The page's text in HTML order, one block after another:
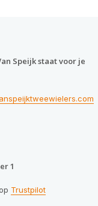
Speijk staat voor je
1
Trustpilot